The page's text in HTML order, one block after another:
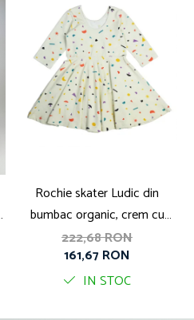
Rochie skater Ludic din
bumbac organic, crem cu
print Little Big Bang
222,68 RON
161,67 RON
IN STOC